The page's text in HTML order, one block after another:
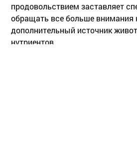
продовольствием заставляет
обращать все больше внимания
дополнительный источник
нутриентов.